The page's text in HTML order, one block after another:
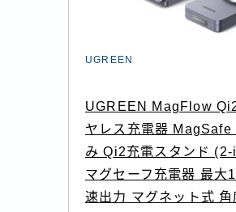
UGREEN
UGREEN MagFlow
ヤレス充電器 MagSafe
み Qi2充電スタンド
マグセーフ充電器 最大
速出力 マグネット式 角